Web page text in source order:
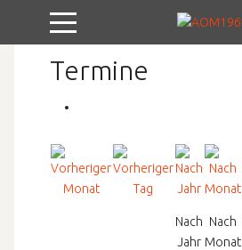
Mobile Menu Toggle
Termine
Nach
Jahr
Nach
Monat